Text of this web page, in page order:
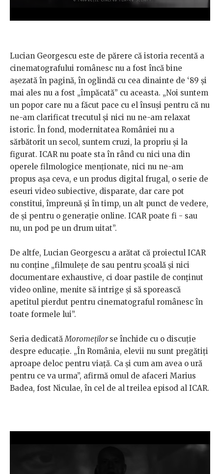
Lucian Georgescu este de părere că istoria recentă a
cinematografului românesc nu a fost încă bine
așezată în pagină, în oglindă cu cea dinainte de ‘89 și
mai ales nu a fost „împăcată” cu aceasta. „Noi suntem
un popor care nu a făcut pace cu el însuși pentru că nu
ne-am clarificat trecutul și nici nu ne-am relaxat
istoric. În fond, modernitatea României nu a
sărbătorit un secol, suntem cruzi, la propriu și la
figurat. ICAR nu poate sta în rând cu nici una din
operele filmologice menționate, nici nu ne-am
propus așa ceva, e un produs digital frugal, o serie de
eseuri video subiective, disparate, dar care pot
constitui, împreună și în timp, un alt punct de vedere,
de și pentru o generație online. ICAR poate fi - sau
nu, un pod pe un drum uitat”.
De altfe, Lucian Georgescu a arătat că proiectul ICAR
nu conține „filmulețe de sau pentru școală și nici
documentare exhaustive, ci doar pastile de conținut
video online, menite să intrige și să sporească
apetitul pierdut pentru cinematograful românesc în
toate formele lui”.
Seria dedicată​Moromețilorse închide cu o discuție
despre educație. „În România, elevii nu sunt pregătiți
aproape deloc pentru viață. Ca și cum am avea o ură
pentru ce va urma”, afirmă omul de afaceri Marius
Badea, fost Niculae, în cel de al treilea episod al ICAR.